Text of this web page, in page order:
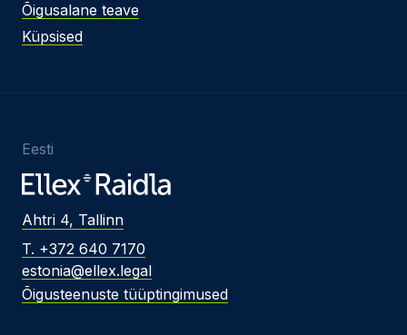
Õigusalane teave
Küpsised
Eesti
Ahtri 4, Tallinn
T. +372 640 7170
estonia@ellex.legal
Õigusteenuste tüüptingimused